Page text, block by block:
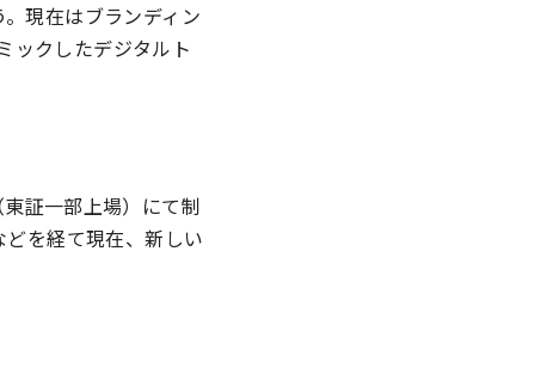
現在はブランディン
ックしたデジタルト
証一部上場）にて制
を経て現在、新しい